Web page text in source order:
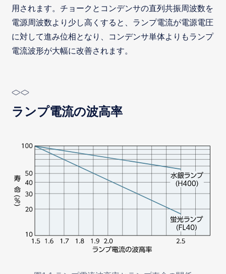
用されます。チョークとコンデンサの直列共振周波数を
電源周波数より少し高くすると、ランプ電流が電源電圧
に対して進み位相となり、コンデンサ単体よりもランプ
電流波形が大幅に改善されます。
ランプ電流の波高率